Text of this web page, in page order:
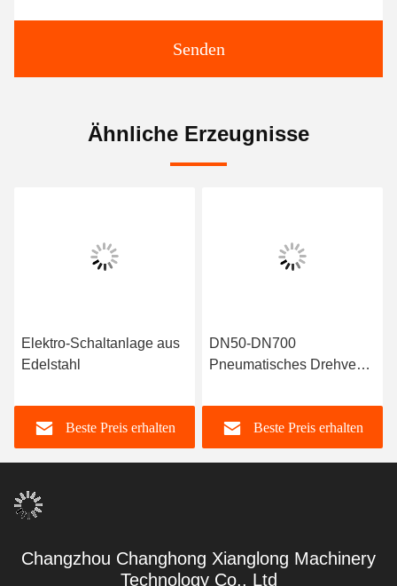
Senden
Ähnliche Erzeugnisse
Elektro-Schaltanlage aus
Edelstahl
Beste Preis erhalten
DN50-DN700
Pneumatisches Drehventil
Hz
Beste Preis erhalten
Changzhou Changhong Xianglong Machinery
Technology Co., Ltd